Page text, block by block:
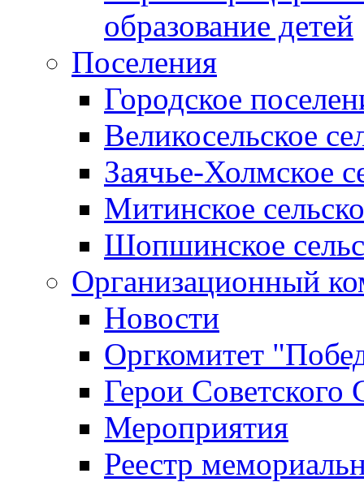
образование детей
Поселения
Городское
Великосельское
Заячье-Холмское
Митинское
Шопшинское
Организационный
Новости
Оргкомитет
Герои Советского
Мероприятия
Реестр